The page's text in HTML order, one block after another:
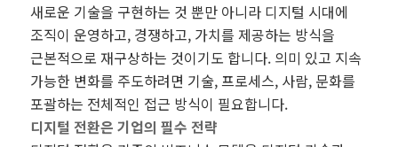
새로운 기술을 구현하는 것 뿐만 아니라 디지털 시대에
조직이 운영하고, 경쟁하고, 가치를 제공하는 방식을
근본적으로 재구상하는 것이기도 합니다. 의미 있고 지속
가능한 변화를 주도하려면 기술, 프로세스, 사람, 문화를
포괄하는 전체적인 접근 방식이 필요합니다.
디지털 전환은 기업의 필수 전략